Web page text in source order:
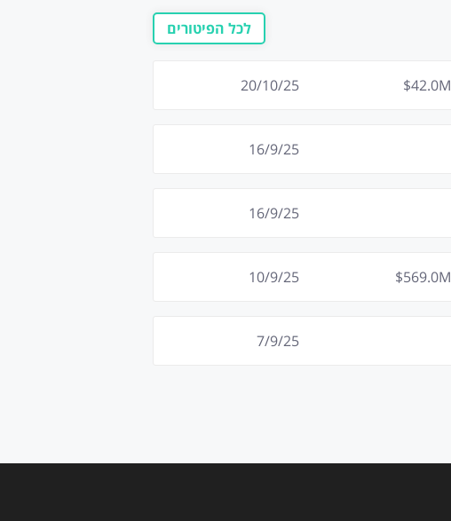
לכל הפיטורים
M
42.0
$
20/10/25
16/9/25
16/9/25
M
569.0
$
10/9/25
7/9/25